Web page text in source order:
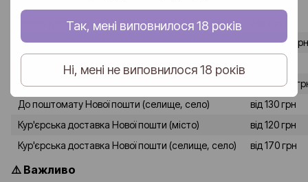
Так, мені виповнилося 18 років
Ні, мені не виповнилося 18 років
Спосіб доставки
До відділення Нової пошти (місто)
від 80-90 грн
До відділення Нової пошти (селище, село)
До поштомату Нової пошти (місто)
від 90-100
До поштомату Нової пошти (селище, село)
від 130 грн
Кур'єрська доставка Нової пошти (місто)
від 120 грн
Кур'єрська доставка Нової пошти (селище, село)
від 170 грн
⚠️ Важливо